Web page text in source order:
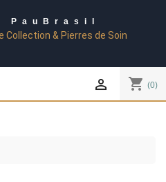
PauBrasil
Collection & Pierres de Soin
shopping_cart (0)
